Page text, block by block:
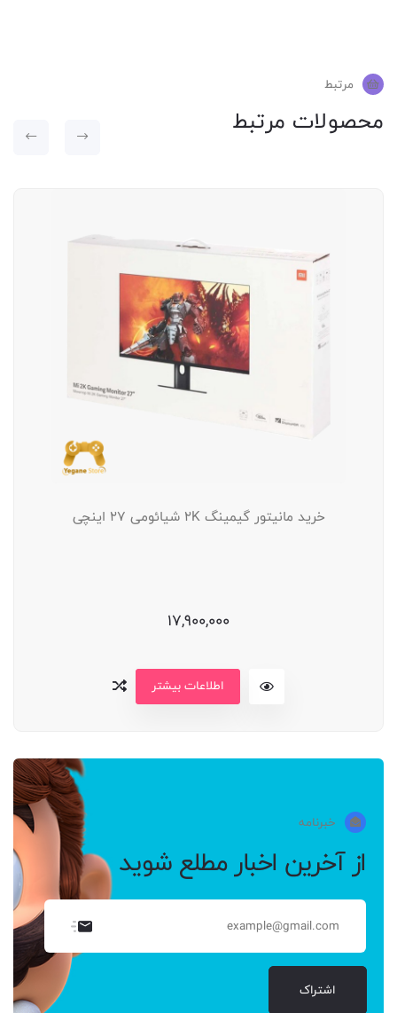
مرتبط
محصولات مرتبط
خرید مانیتور گیمینگ 2K شیائومی 27 اینچی
17,900,000
اطلاعات بیشتر
خبرنامه
از آخرین اخبار مطلع شوید
اشتراک